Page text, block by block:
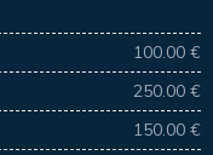
100.00 €
250.00 €
150.00 €